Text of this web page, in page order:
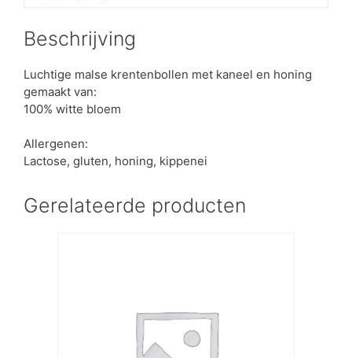
Beschrijving
Luchtige malse krentenbollen met kaneel en honing
gemaakt van:
100% witte bloem
Allergenen:
Lactose, gluten, honing, kippenei
Gerelateerde producten